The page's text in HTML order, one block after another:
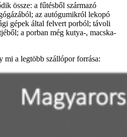
össze: a fűtésből származó
az autógumikról lekopó
gépek által felvert porból; távoli
a porban még kutya-, macska-
mi a legtöbb szállópor forrása: